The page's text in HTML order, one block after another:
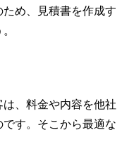
め、見積書を作成す
、料金や内容を他社
す。そこから最適な